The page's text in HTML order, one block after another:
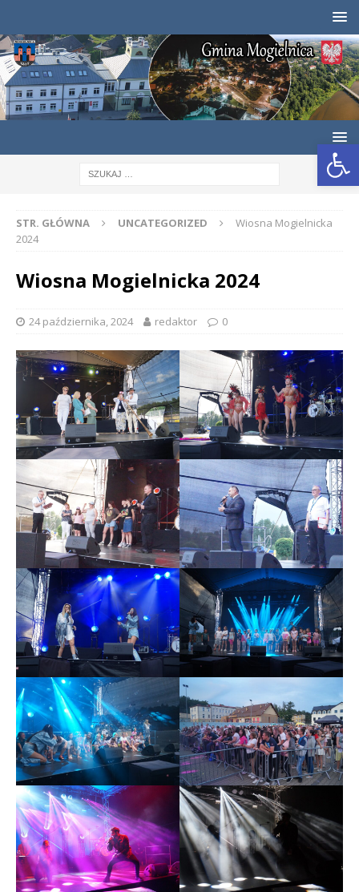
Otwórz pasek narzędzi
STR. GŁÓWNA UNCATEGORIZED
Wiosna Mogielnicka
2024
Wiosna Mogielnicka 2024
24 października, 2024 redaktor 0